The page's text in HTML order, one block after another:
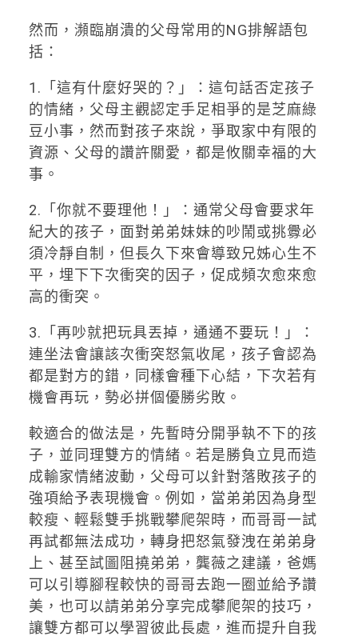
然而，瀕臨崩潰的父母常用的NG排解語包
括：
1.「這有什麼好哭的？」：這句話否定孩子
的情緒，父母主觀認定手足相爭的是芝麻綠
豆小事，然而對孩子來說，爭取家中有限的
資源、父母的讚許關愛，都是攸關幸福的大
事。
2.「你就不要理他！」：通常父母會要求年
紀大的孩子，面對弟弟妹妹的吵鬧或挑釁必
須冷靜自制，但長久下來會導致兄姊心生不
平，埋下下次衝突的因子，促成頻次愈來愈
高的衝突。
3.「再吵就把玩具丟掉，通通不要玩！」：
連坐法會讓該次衝突怒氣收尾，孩子會認為
都是對方的錯，同樣會種下心結，下次若有
機會再玩，勢必拼個優勝劣敗。
較適合的做法是，先暫時分開爭執不下的孩
子，並同理雙方的情緒。若是勝負立見而造
成輸家情緒波動，父母可以針對落敗孩子的
強項給予表現機會。例如，當弟弟因為身型
較瘦、輕鬆雙手挑戰攀爬架時，而哥哥一試
再試都無法成功，轉身把怒氣發洩在弟弟身
上、甚至試圖阻撓弟弟，龔薇之建議，爸媽
可以引導腳程較快的哥哥去跑一圈並給予讚
美，也可以請弟弟分享完成攀爬架的技巧，
讓雙方都可以學習彼此長處，進而提升自我